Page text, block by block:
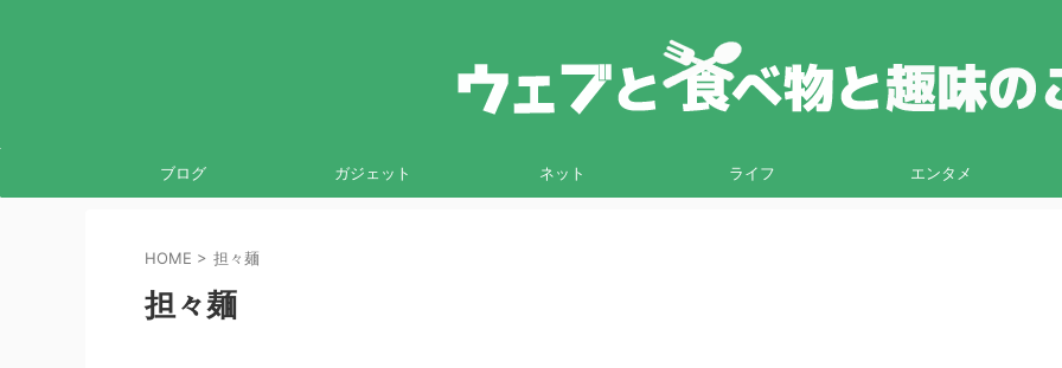
ブログ ガジェット ネット ライフ エンタメ
HOME > 担々麺
担々麺